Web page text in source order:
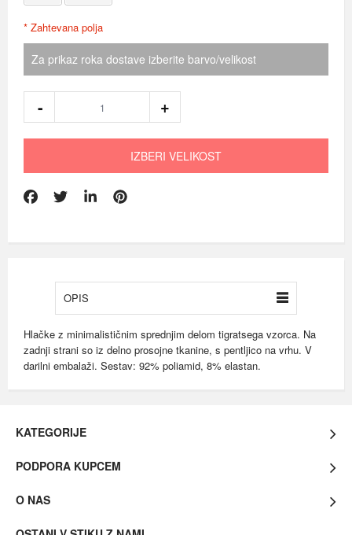
* Zahtevana polja
Za prikaz roka dostave izberite barvo/velikost
IZBERI VELIKOST
OPIS
Hlačke z minimalističnim sprednjim delom tigratsega vzorca. Na
zadnji strani so iz delno prosojne tkanine, s pentljico na vrhu. V
darilni embalaži. Sestav: 92% poliamid, 8% elastan.
KATEGORIJE
PODPORA KUPCEM
O NAS